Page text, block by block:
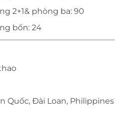
2+1& phòng ba: 90
bốn: 24
Quốc, Đài Loan, Philippines